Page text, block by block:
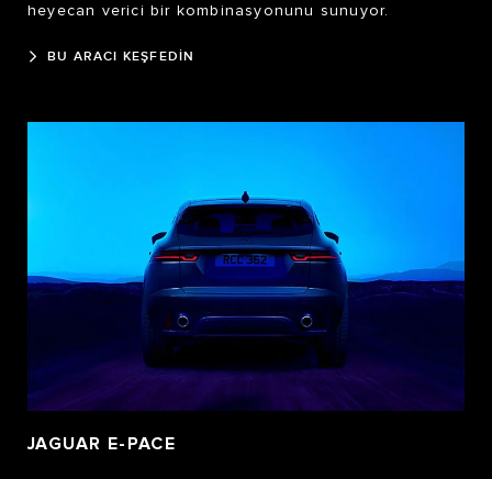
heyecan verici bir kombinasyonunu sunuyor.
BU ARACI KEŞFEDİN
JAGUAR E-PACE